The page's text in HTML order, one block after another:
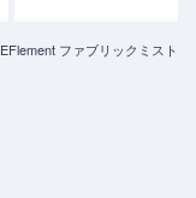
EFlement ファブリックミスト